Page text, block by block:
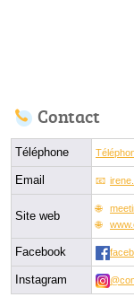
Contact
Téléphone
Email
Site web
Facebook
Instagram